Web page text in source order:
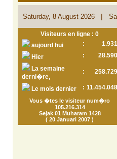
Saturday, 8 August 2026 |
Visiteurs en ligne : 0
aujourd hui
:
1.931
Hier
:
28.590
La semaine
derni�re,
: 258.729
Le mois dernier : 11.454.048
Vous �tes le visiteur num�ro
105.216.314
Sejak 01 Muharam 1428
( 20 Januari 2007 )